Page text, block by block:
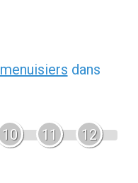
menuisiers dans
10 11 12